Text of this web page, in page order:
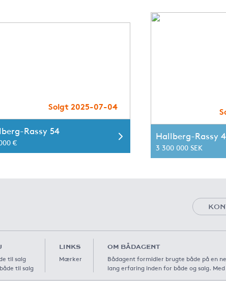
Solgt 2025-07-04
Rassy 54
€
Hallberg-Rassy
3 300 000 SEK
til salg
til salg
LINKS
Mærker
OM BÅDAGENT
Bådagent formidler brugte både på en
lang erfaring inden for både og salg.